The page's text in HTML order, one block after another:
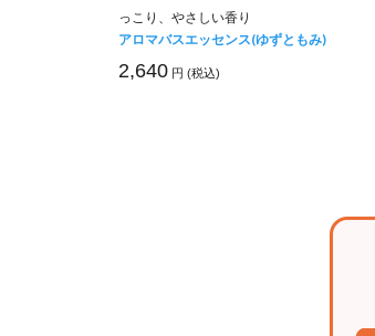
っこり、やさしい香り
アロマバスエッセンス(ゆずともみ)
2,640 円 (税込)